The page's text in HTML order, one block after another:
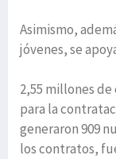
Asimismo,
jóvenes, se
2,55 millones
para la
generaron 909
los contratos,